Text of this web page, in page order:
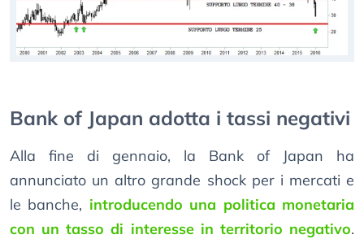
Bank of Japan adotta i tassi negativi
Alla fine di gennaio, la Bank of Japan ha
annunciato un altro grande shock per i mercati e
le banche, introducendo una politica monetaria
con un tasso di interesse in territorio negativo.